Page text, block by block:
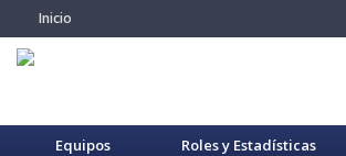
Inicio
Equipos Roles y Estadísticas